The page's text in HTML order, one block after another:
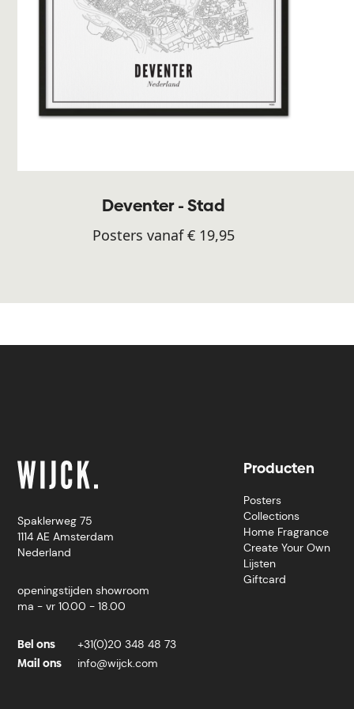
Deventer - Stad
Posters vanaf € 19,95
Spaklerweg 75
1114 AE Amsterdam
Nederland
openingstijden showroom
ma - vr 10.00 - 18.00
Bel ons +31(0)20 348 48 73
Mail ons info@wijck.com
Producten
Posters
Collections
Home Fragrance
Create Your Own
Lijsten
Giftcard